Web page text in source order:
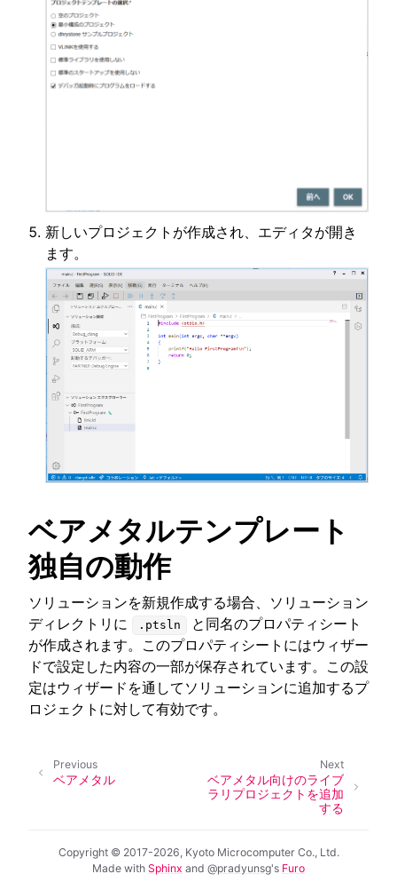
新しいプロジェクトが作成され、エディタが開き
ます。
ベアメタルテンプレート
独自の動作
ソリューションを新規作成する場合、ソリューション
ディレクトリに
.ptsln
と同名のプロパティシート
が作成されます。このプロパティシートにはウィザー
ドで設定した内容の一部が保存されています。この設
定はウィザードを通してソリューションに追加するプ
ロジェクトに対して有効です。
Next
ベアメタル向けのライブ
ラリプロジェクトを追加
する
Previous
ベアメタル
Copyright © 2017-2026, Kyoto Microcomputer Co., Ltd.
Made with Sphinx and @pradyunsg's Furo